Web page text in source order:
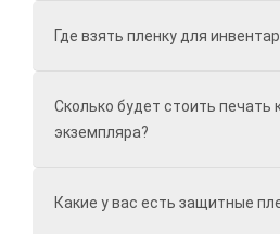
Где взять пленку для
Сколько будет стоить печать
экземпляра?
Какие у вас есть защитные